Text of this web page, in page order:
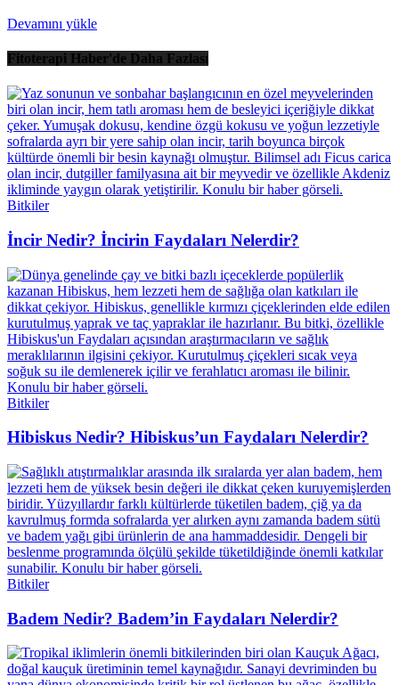
Devamını yükle
Fitoterapi Haber'de Daha Fazlası
Bitkiler
İncir Nedir? İncirin Faydaları Nelerdir?
Bitkiler
Hibiskus Nedir? Hibiskus’un Faydaları Nelerdir?
Bitkiler
Badem Nedir? Badem’in Faydaları Nelerdir?